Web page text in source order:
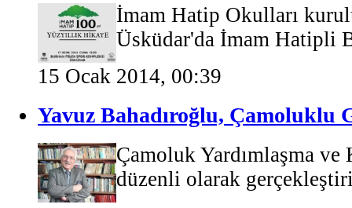
İmam Hatip Okulları
Üsküdar'da İmam Hatipli
15 Ocak 2014, 00:39
Yavuz Bahadıroğlu, Çamoluklu
Çamoluk Yardımlaşma
düzenli olarak